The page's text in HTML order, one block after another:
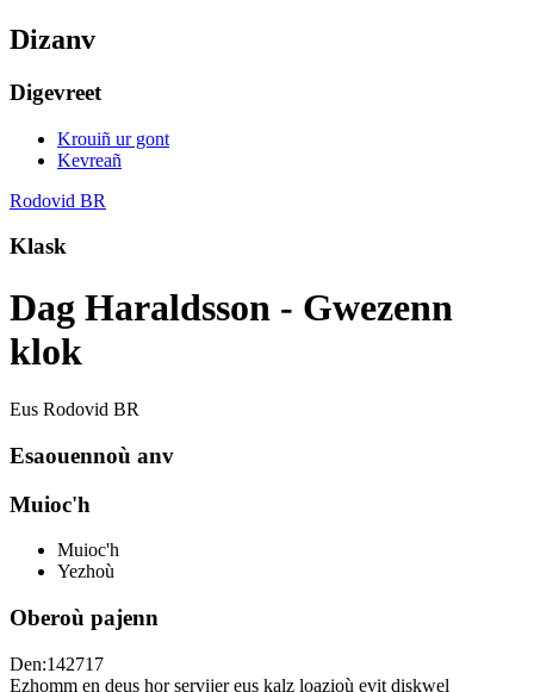
Dizanv
Digevreet
Krouiñ ur gont
Kevreañ
Rodovid BR
Klask
Dag Haraldsson - Gwezenn
klok
Eus Rodovid BR
Esaouennoù anv
Muioc'h
Muioc'h
Yezhoù
Oberoù pajenn
Den:142717
Ezhomm en deus hor servijer eus kalz loazioù evit diskwel